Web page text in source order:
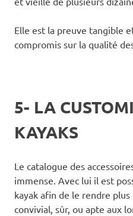
Elle est la preuve tangible
compromis sur la qualité
5- LA
KAYAKS
Le catalogue des
immense. Avec lui il est
kayak afin de le rendre
convivial, sûr, ou apte aux